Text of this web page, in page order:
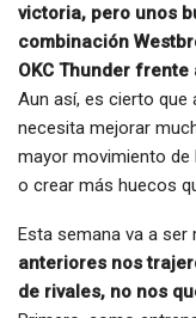
victoria, pero unos
combinación
OKC Thunder
Aun así, es cierto que
necesita mejorar
mayor movimiento de
o crear más huecos
Esta semana va a ser
anteriores nos
de rivales, no nos